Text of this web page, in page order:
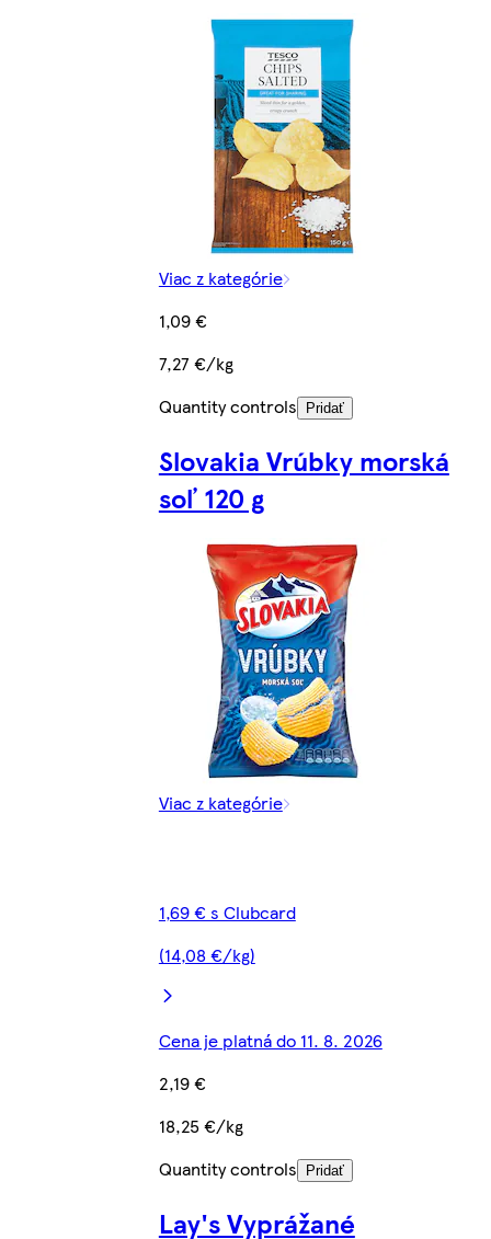
Viac z kategórie
1,09 €
7,27 €/kg
Quantity controls
Pridať
Slovakia Vrúbky morská
soľ 120 g
Viac z kategórie
1,69 € s Clubcard
(14,08 €/kg)
Cena je platná do 11. 8. 2026
2,19 €
18,25 €/kg
Quantity controls
Pridať
Lay's Vyprážané